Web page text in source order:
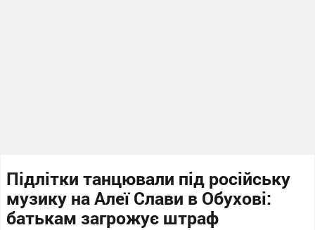
Підлітки танцювали під російську
музику на Алеї Слави в Обухові:
батькам загрожує штраф